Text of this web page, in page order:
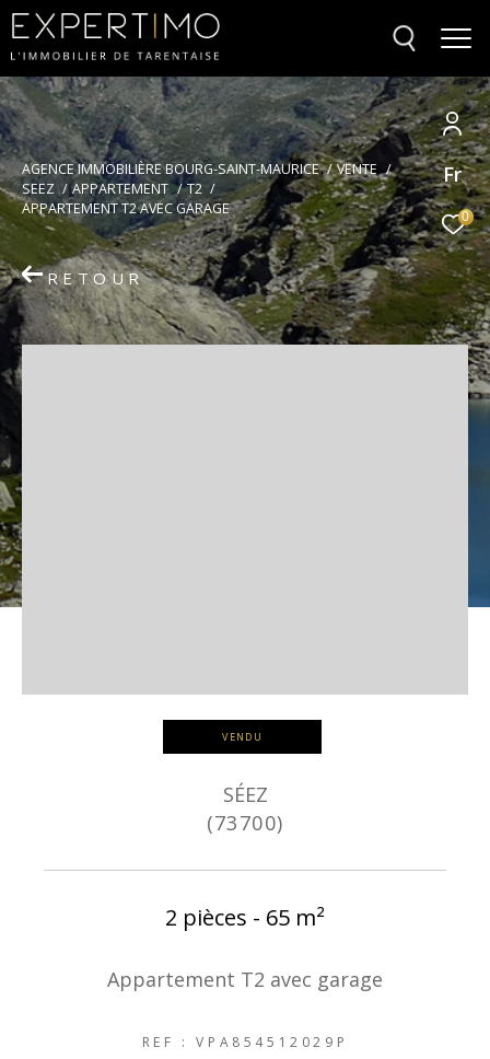
Fr
0
Votre
recherche
AGENCE IMMOBILIÈRE BOURG-SAINT-MAURICE
VENTE
SEEZ
APPARTEMENT
T2
APPARTEMENT T2 AVEC GARAGE
RETOUR
VENDU
SÉEZ
(73700)
2 pièces - 65 m²
Appartement T2 avec garage
REF : VPA854512029P